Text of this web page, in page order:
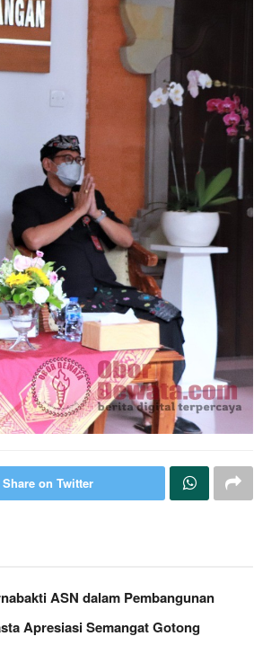
Share on Twitter
ASN dalam Pembangunan
Apresiasi Semangat Gotong